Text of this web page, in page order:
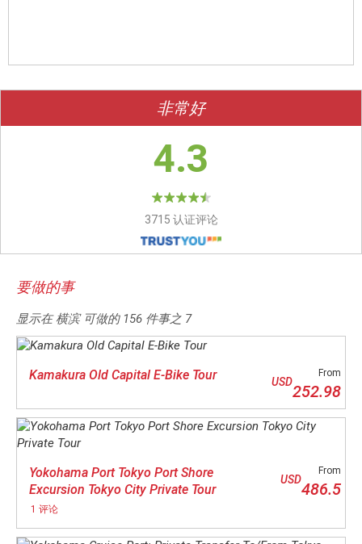
非常好
4.3
3715 认证评论
要做的事
显示在 横滨 可做的 156 件事之 7
Kamakura Old Capital E-Bike Tour From
USD252.98
Yokohama Port Tokyo Port Shore
Excursion Tokyo City Private Tour
1 评论
From
USD486.5